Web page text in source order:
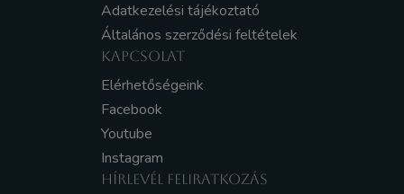
Adatkezelési tájékoztató
Általános szerződési feltételek
KAPCSOLAT
Elérhetőségeink
Facebook
Youtube
Instagram
HÍRLEVÉL FELIRATKOZÁS